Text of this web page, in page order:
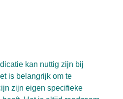
kan nuttig zijn bij
is belangrijk om te
zijn eigen specifieke